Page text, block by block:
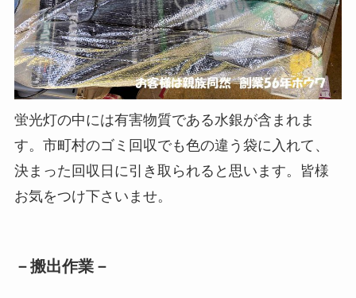
蛍光灯の中には有害物質である水銀が含まれま
す。市町村のゴミ回収でも色の違う袋に入れて、
決まった回収日に引き取られると思います。皆様
お気をつけ下さいませ。
－搬出作業－